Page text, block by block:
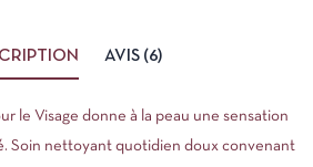
AVIS (6)
le Visage donne à la peau une sensation
Soin nettoyant quotidien doux convenant